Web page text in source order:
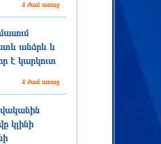
4 ժամ առաջ
անձրև և
է կարկուտ
4 ժամ առաջ
կլինի